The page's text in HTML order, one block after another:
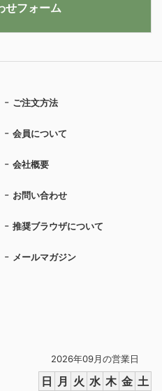
2026年09月の営業日
日 月 火 水 木 金 土
ご注文方法
会員について
会社概要
お問い合わせ
推奨ブラウザについて
メールマガジン
せフォーム